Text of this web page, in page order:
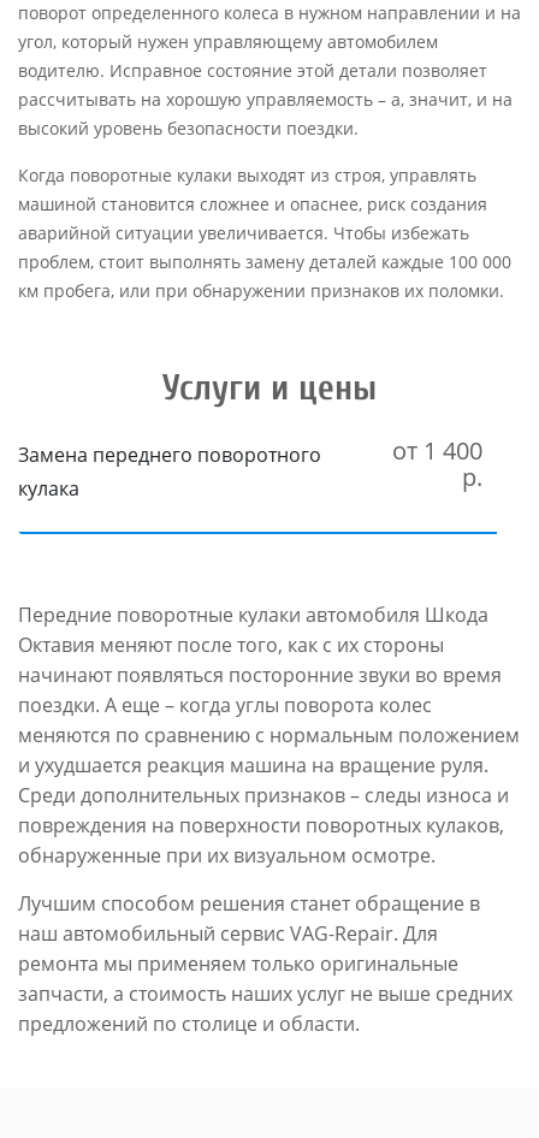
поворот определенного колеса в нужном направлении и на
угол, который нужен управляющему автомобилем
водителю. Исправное состояние этой детали позволяет
рассчитывать на хорошую управляемость – а, значит, и на
высокий уровень безопасности поездки.
Когда поворотные кулаки выходят из строя, управлять
машиной становится сложнее и опаснее, риск создания
аварийной ситуации увеличивается. Чтобы избежать
проблем, стоит выполнять замену деталей каждые 100 000
км пробега, или при обнаружении признаков их поломки.
Услуги и цены
Замена переднего поворотного
кулака
от 1 400
р.
Передние поворотные кулаки автомобиля Шкода
Октавия меняют после того, как с их стороны
начинают появляться посторонние звуки во время
поездки. А еще – когда углы поворота колес
меняются по сравнению с нормальным положением
и ухудшается реакция машина на вращение руля.
Среди дополнительных признаков – следы износа и
повреждения на поверхности поворотных кулаков,
обнаруженные при их визуальном осмотре.
Лучшим способом решения станет обращение в
наш автомобильный сервис VAG-Repair. Для
ремонта мы применяем только оригинальные
запчасти, а стоимость наших услуг не выше средних
предложений по столице и области.